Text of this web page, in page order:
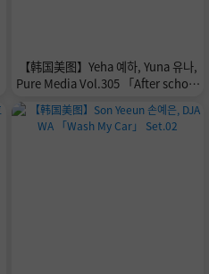
【韩国美图】Yeha 예하, Yuna 유나,
Pure Media Vol.305 「After school
S class」 Set.01